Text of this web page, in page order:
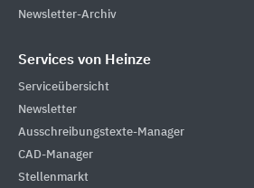
Newsletter-Archiv
Services von Heinze
Serviceübersicht
Newsletter
Ausschreibungstexte-Manager
CAD-Manager
Stellenmarkt